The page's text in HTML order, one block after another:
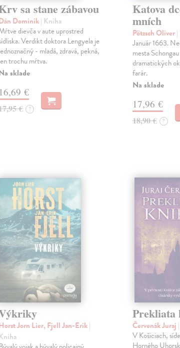
sa stane zábavou
Dominik| Kniha
dievča v aute uprostred
Verdikt doktora Lengyela je
- mladá, zdravá, pekná,
trochu mŕtva.
sklade
16,69 €
€ ?
Katova
mních
Pötzsch Oliver|
Január 1663.
mesta
dramatických
farár.
Na sklade
17,96 €
18,90 € ?
Jorn Lier, Fjell Jan-Erik|
Prekliata
Červenák Juraj
V Košiciach,
Horného